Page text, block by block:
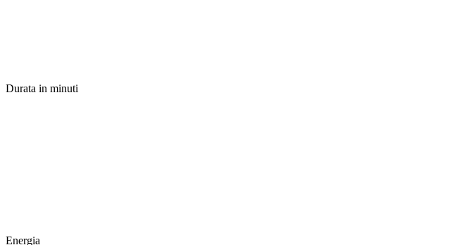
Durata in minuti
Energia